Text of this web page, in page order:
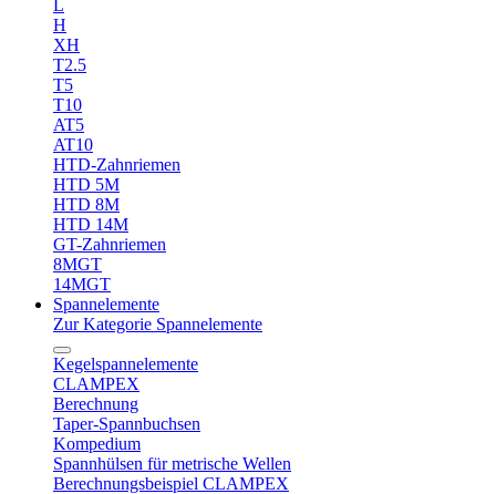
L
H
XH
T2.5
T5
T10
AT5
AT10
HTD-Zahnriemen
HTD 5M
HTD 8M
HTD 14M
GT-Zahnriemen
8MGT
14MGT
Spannelemente
Zur Kategorie Spannelemente
Kegelspannelemente
CLAMPEX
Berechnung
Taper-Spannbuchsen
Kompedium
Spannhülsen für metrische Wellen
Berechnungsbeispiel CLAMPEX